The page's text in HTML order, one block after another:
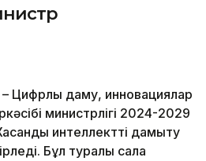
Цифрлық даму, инновациялар
министрлігі 2024-2029
интеллектті дамыту
Бұл туралы сала